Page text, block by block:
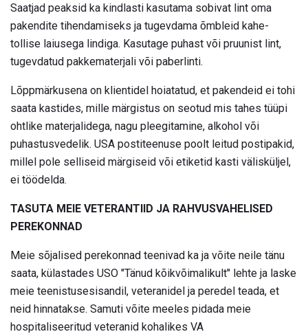
Saatjad peaksid ka kindlasti kasutama sobivat lint oma
pakendite tihendamiseks ja tugevdama õmbleid kahe-
tollise laiusega lindiga. Kasutage puhast või pruunist lint,
tugevdatud pakkematerjali või paberlinti.
Lõppmärkusena on klientidel hoiatatud, et pakendeid ei tohi
saata kastides, mille märgistus on seotud mis tahes tüüpi
ohtlike materjalidega, nagu pleegitamine, alkohol või
puhastusvedelik. USA postiteenuse poolt leitud postipakid,
millel pole selliseid märgiseid või etiketid kasti välisküljel,
ei töödelda.
TASUTA MEIE VETERANTIID JA RAHVUSVAHELISED
PEREKONNAD
Meie sõjalised perekonnad teenivad ka ja võite neile tänu
saata, külastades USO "Tänud kõikvõimalikult" lehte ja laske
meie teenistusesisandil, veteranidel ja peredel teada, et
neid hinnatakse. Samuti võite meeles pidada meie
hospitaliseeritud veteranid kohalikes VA